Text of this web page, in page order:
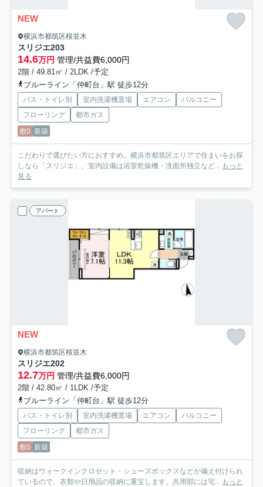
NEW
横浜市都筑区桜並木
スリジエ203
14.6万円 管理/共益費6,000円
2階 / 49.81㎡ / 2LDK /予定
ブルーライン「仲町台」駅 徒歩12分
バス・トイレ別 室内洗濯機置場 エアコン
バルコニー
フローリング
都市ガス
敷0 新築
こだわりで選びたい方におすすめ。横浜市都筑区エリアで住まいをお探
しなら「スリジエ」。室内設備は浴室乾燥機・洗面所独立など...
もっと
見る
アパート
NEW
横浜市都筑区桜並木
スリジエ202
12.7万円 管理/共益費6,000円
2階 / 42.80㎡ / 1LDK /予定
ブルーライン「仲町台」駅 徒歩12分
バス・トイレ別 室内洗濯機置場 エアコン
バルコニー
フローリング
都市ガス
敷0 新築
収納はウォークインクロゼット・シューズボックスなどが備え付けられ
ているので、衣類や日用品の収納に重宝します。共用部には宅...
もっと